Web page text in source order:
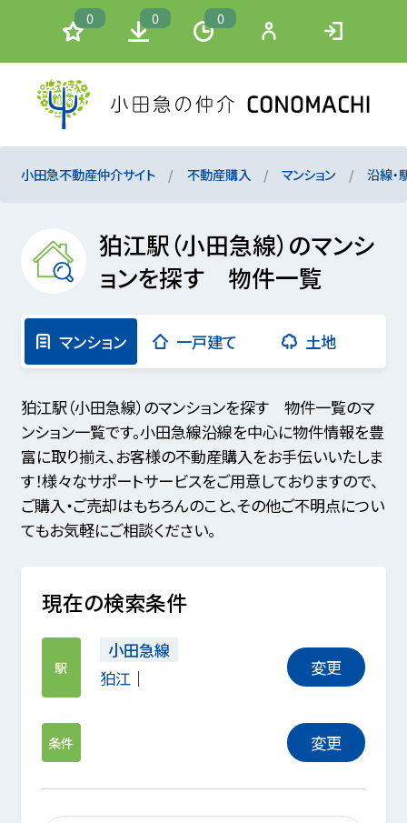
0 0 0
小田急不動産仲介サイト 不動産購入 マンション 沿線・
狛江駅（小田急線）のマンシ
ョンを探す 物件一覧
マンション 一戸建て 土地
狛江駅（小田急線）のマンションを探す 物件一覧のマ
ンション一覧です。小田急線沿線を中心に物件情報を豊
富に取り揃え、お客様の不動産購入をお手伝いいたしま
す！様々なサポートサービスをご用意しておりますので、
ご購入・ご売却はもちろんのこと、その他ご不明点につい
てもお気軽にご相談ください。
現在の検索条件
駅
小田急線
狛江
変更
条件 変更